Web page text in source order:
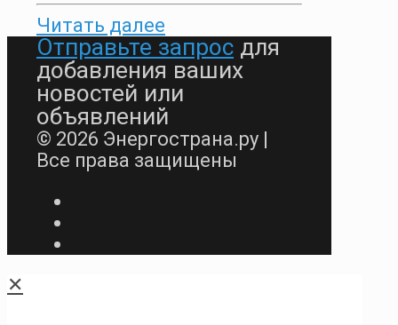
Читать далее
Отправьте запрос для
добавления ваших
новостей или
объявлений
© 2026 Энергострана.ру |
Все права защищены
✕